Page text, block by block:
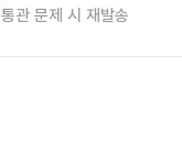
통관 문제 시 재발송